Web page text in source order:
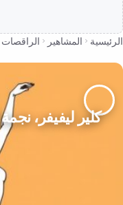
الرئيسية المشاهير الراقصات
كلير ليفيفر،